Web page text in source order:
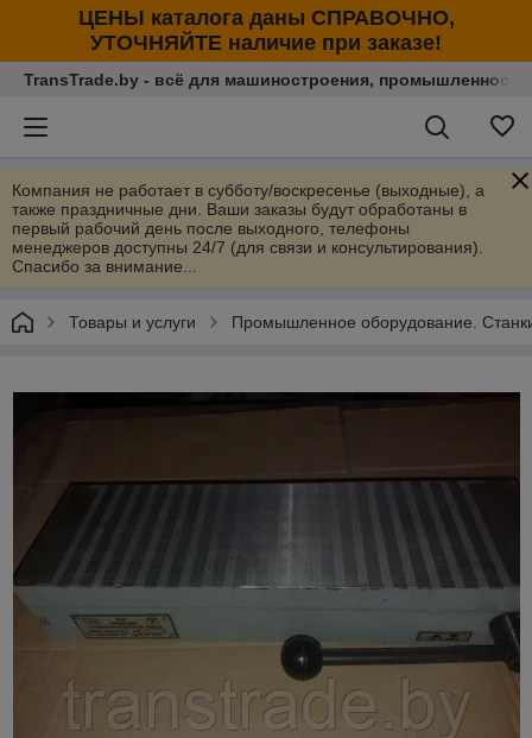
ЦЕНЫ каталога даны СПРАВОЧНО,
УТОЧНЯЙТЕ наличие при заказе!
TransTrade.by - всё для машиностроения,
Компания не работает в субботу/воскресенье (выходные), а
также праздничные дни. Ваши заказы будут обработаны в
первый рабочий день после выходного, телефоны
менеджеров доступны 24/7 (для связи и консультирования).
Спасибо за внимание...
Товары и услуги Промышленное оборудование.